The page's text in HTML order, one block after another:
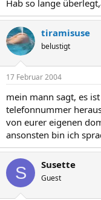
Hab so lange
tiramisuse
belustigt
17 Februar 2004
mein mann sagt, es
telefonnummer
von eurer eigenen
ansonsten bin ich
S Susette
Guest